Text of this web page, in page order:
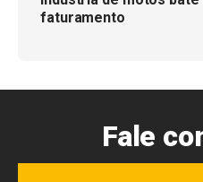
faturamento
Fale